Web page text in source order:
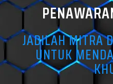
JADILAH MITRA
UNTUK